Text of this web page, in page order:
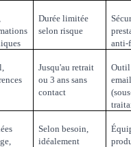
Durée limitée
selon risque
anti-
Jusqu'au retrait
ou 3 ans sans
contact
Outil
Selon besoin,
idéalement